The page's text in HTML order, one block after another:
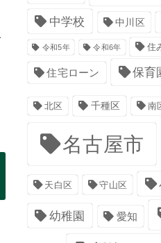
中学校 中川区
令和5年 令和6年 住
住宅ローン 保育
北区 千種区 南
名古屋市
天白区 守山区
幼稚園 愛知